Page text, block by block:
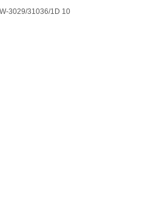
3029/31036/1D 10